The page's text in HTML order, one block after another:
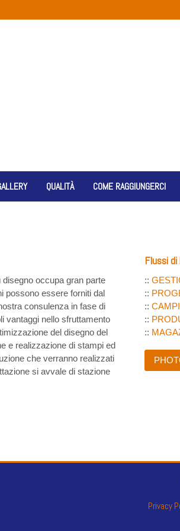
QUALITÀ COME RAGGIUNGERCI
occupa gran parte
possono essere forniti dal
consulenza in fase di
vantaggi nello sfruttamento
del disegno del
e realizzazione di stampi ed
che verranno realizzati
si avvale di stazione
Flussi di
::
::
::
::
::
Privacy